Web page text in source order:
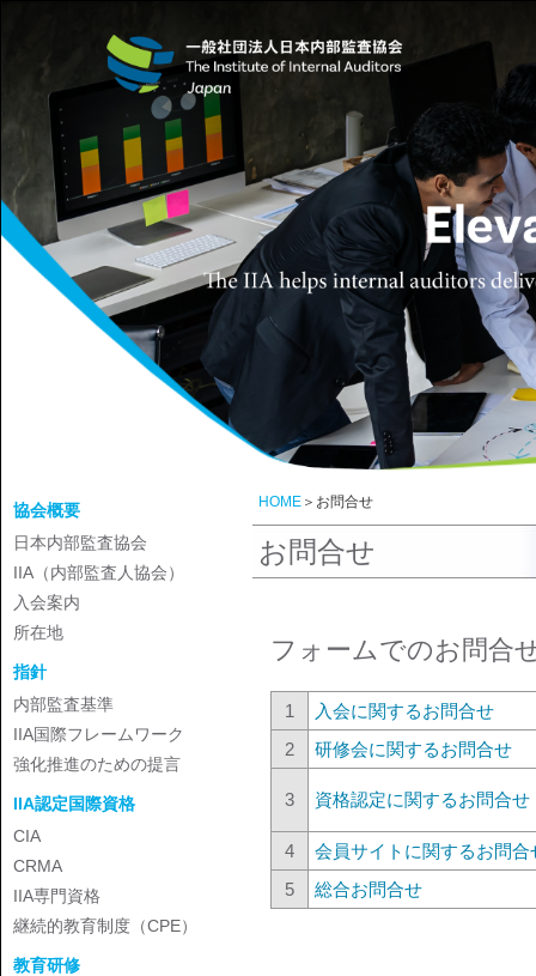
協会概要
日本内部監査協会
IIA（内部監査人協会）
入会案内
所在地
指針
内部監査基準
IIA国際フレームワーク
強化推進のための提言
IIA認定国際資格
CIA
CRMA
IIA専門資格
継続的教育制度（CPE）
教育研修
HOME ＞お問合せ
お問合せ
フォームでのお問合
1
入会に関するお問合せ
2
研修会に関するお問合せ
3 資格認定に関するお問合せ
4
会員サイトに関するお問合
5
総合お問合せ